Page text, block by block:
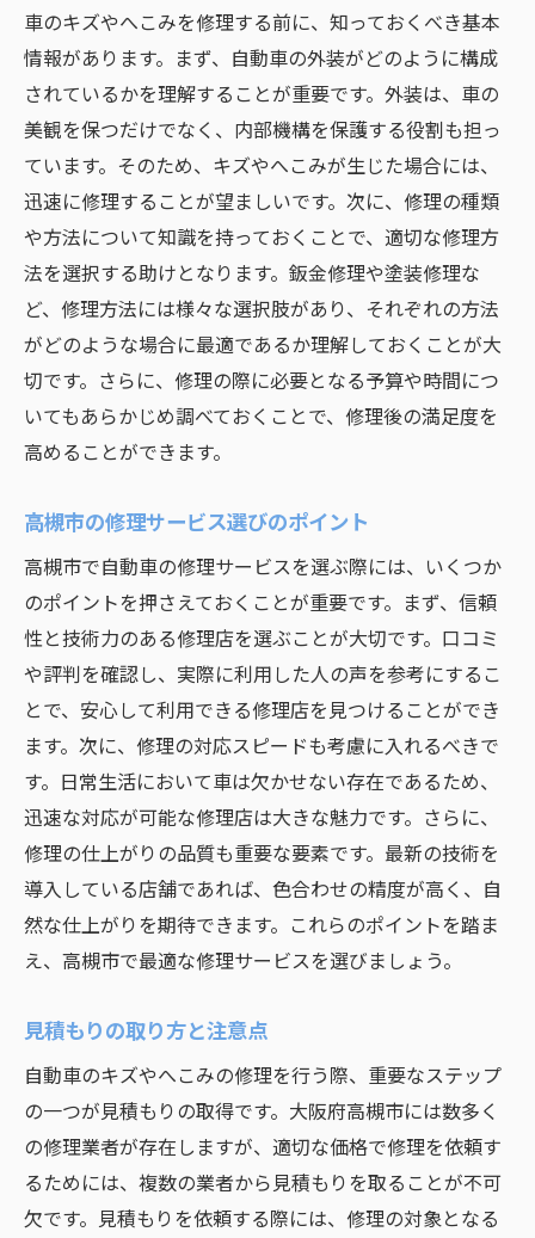
DIY修理とプロ修理の違い
高槻市の修理業者が使う最新技術
修理完了までの時間とスケジュール管理
高槻市での保証付き修理サービスの活用
修理後のメンテナンスの重要性
高槻市での自動車修理体験からわかるキズへこ
みの重要性
キズやへこみが車に与える影響
修理を放置するとどうなる？
高槻市での修理体験談から学ぶ
美観を取り戻すためのステップ
修理後の顧客満足度調査結果
高槻市の修理市場の傾向と分析
の流れ
受付から完成までのプロセス
高槻市での修理工程の詳細解説
最新技術による迅速な修理対応
専門スタッフの技術力に注目
高槻市での修理費用の透明性
修理後のフォローアップ体制
愛車の美しさを取り戻す高槻市の自動車修理サ
ービスの選び方
信頼できる修理業者を選ぶポイント
口コミを活用した業者選び
修理サービスの評価基準とは
高槻市でのアフターサービスの充実度
価格とサービス内容のバランスを考える
高槻市で愛車のキズへこみを直すための最新技
術とは
車のキズやへこみを修理する前に、知っておくべき基本
情報があります。まず、自動車の外装がどのように構成
されているかを理解することが重要です。外装は、車の
美観を保つだけでなく、内部機構を保護する役割も担っ
ています。そのため、キズやへこみが生じた場合には、
迅速に修理することが望ましいです。次に、修理の種類
や方法について知識を持っておくことで、適切な修理方
法を選択する助けとなります。鈑金修理や塗装修理な
ど、修理方法には様々な選択肢があり、それぞれの方法
がどのような場合に最適であるか理解しておくことが大
切です。さらに、修理の際に必要となる予算や時間につ
いてもあらかじめ調べておくことで、修理後の満足度を
高めることができます。
高槻市の修理サービス選びのポイント
高槻市で自動車の修理サービスを選ぶ際には、いくつか
のポイントを押さえておくことが重要です。まず、信頼
性と技術力のある修理店を選ぶことが大切です。口コミ
や評判を確認し、実際に利用した人の声を参考にするこ
とで、安心して利用できる修理店を見つけることができ
ます。次に、修理の対応スピードも考慮に入れるべきで
す。日常生活において車は欠かせない存在であるため、
迅速な対応が可能な修理店は大きな魅力です。さらに、
修理の仕上がりの品質も重要な要素です。最新の技術を
導入している店舗であれば、色合わせの精度が高く、自
然な仕上がりを期待できます。これらのポイントを踏ま
え、高槻市で最適な修理サービスを選びましょう。
見積もりの取り方と注意点
自動車のキズやへこみの修理を行う際、重要なステップ
の一つが見積もりの取得です。大阪府高槻市には数多く
の修理業者が存在しますが、適切な価格で修理を依頼す
るためには、複数の業者から見積もりを取ることが不可
欠です。見積もりを依頼する際には、修理の対象となる